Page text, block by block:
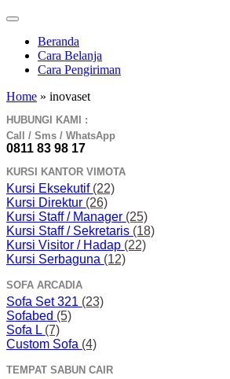
Beranda
Cara Belanja
Cara Pengiriman
Home » inovaset
HUBUNGI KAMI :
Call / Sms / WhatsApp
0811 83 98 17
KURSI KANTOR VIMOTA
Kursi Eksekutif (22)
Kursi Direktur (26)
Kursi Staff / Manager (25)
Kursi Staff / Sekretaris (18)
Kursi Visitor / Hadap (22)
Kursi Serbaguna (12)
SOFA ARCADIA
Sofa Set 321 (23)
Sofabed (5)
Sofa L (7)
Custom Sofa (4)
TEMPAT SABUN CAIR